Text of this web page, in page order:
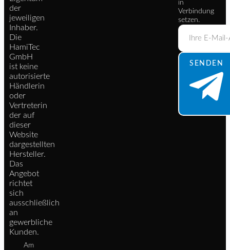
der
jeweiligen
Inhaber.
Die
HamiTec
GmbH
ist keine
autorisierte
Händlerin
oder
Vertreterin
der auf
dieser
Website
dargestellten
Hersteller.
Das
Angebot
richtet
sich
ausschließlich
an
gewerbliche
Kunden.
Am
in
Verbindung
setzen.
SENDEN